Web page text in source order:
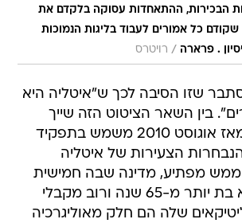
הבכירות, ההתאחדות עסוקה בלקדם את
כל אמורים לעבוד בליגות הנמוכות
. פרארה / רויטרס
שזו הסיבה לכך ש"איטליה היא
בין השאר הציטוט הזה שייך
לאריגו סאקי, שמאז אוגוסט 2010 משמש בתפקיד
הצעירות של איטליה
ממש מפתיע, מדינה שבה חמישית
מהאוכלוסיה היא בת יותר מ-65 שנה ורוב מקבלי
שלה הם חלק מאוליגרכיה